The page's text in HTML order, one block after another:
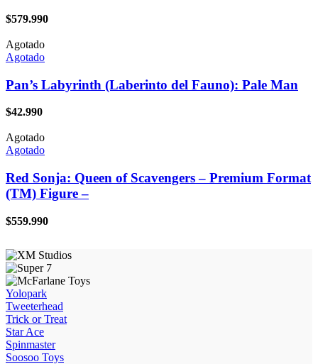
$579.990
Agotado
Agotado
Pan’s Labyrinth (Laberinto del Fauno): Pale Man
$42.990
Agotado
Agotado
Red Sonja: Queen of Scavengers – Premium Format
(TM) Figure –
$559.990
Yolopark
Tweeterhead
Trick or Treat
Star Ace
Spinmaster
Soosoo Toys